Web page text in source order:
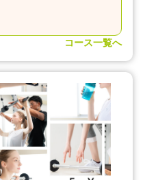
コース一覧へ